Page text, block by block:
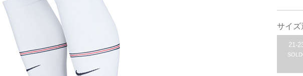
サイズ
21-